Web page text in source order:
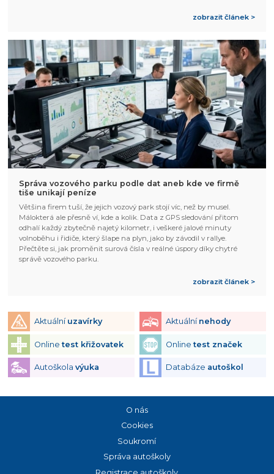
zobrazit článek >
Správa vozového parku podle dat aneb kde ve firmě
tiše unikají peníze
Většina firem tuší, že jejich vozový park stojí víc, než by musel.
Málokterá ale přesně ví, kde a kolik. Data z GPS sledování přitom
odhalí každý zbytečně najetý kilometr, i veškeré jalové minuty
volnoběhu i řidiče, který šlape na plyn, jako by závodil v rallye.
Přečtěte si, jak proměnit surová čísla v reálné úspory díky chytré
správě vozového parku.
zobrazit článek >
Aktuální uzavírky Aktuální nehody
Onlinetest křižovatek Onlinetest značek
Autoškola výuka Databáze autoškol
O nás
Cookies
Soukromí
Správa autoškoly